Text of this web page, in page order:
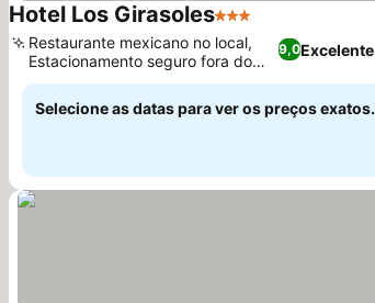
Hotel Los Girasoles3 Estrelas
9,0Excelente
Restaurante mexicano no local,
Estacionamento seguro fora do
local
Selecione as datas para ver os preços exatos.